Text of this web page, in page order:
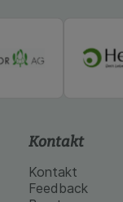
Kontakt
Kontakt
Feedback